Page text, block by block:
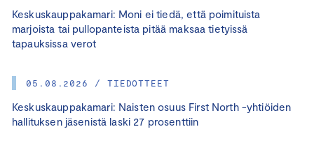
Keskuskauppakamari: Moni ei tiedä, että poimituista
marjoista tai pullopanteista pitää maksaa tietyissä
tapauksissa verot
05.08.2026 / TIEDOTTEET
Keskuskauppakamari: Naisten osuus First North -yhtiöiden
hallituksen jäsenistä laski 27 prosenttiin